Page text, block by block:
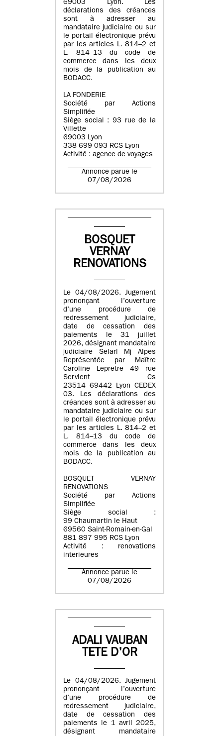
69003 Lyon. Les
déclarations des créances
sont à adresser au
mandataire judiciaire ou sur
le portail électronique prévu
par les articles L. 814–2 et
L. 814–13 du code de
commerce dans les deux
mois de la publication au
BODACC.
LA FONDERIE
Société par Actions
Simplifiée
Siège social : 93 rue de la
Villette
69003 Lyon
338 699 093 RCS Lyon
Activité : agence de voyages
Annonce parue le
07/08/2026
BOSQUET
VERNAY
RENOVATIONS
Le 04/08/2026. Jugement
prononçant l’ouverture
d’une procédure de
redressement judiciaire,
date de cessation des
paiements le 31 juillet
2026, désignant mandataire
judiciaire Selarl Mj Alpes
Représentée par Maître
Caroline Lepretre 49 rue
Servient Cs
23514 69442 Lyon CEDEX
03. Les déclarations des
créances sont à adresser au
mandataire judiciaire ou sur
le portail électronique prévu
par les articles L. 814–2 et
L. 814–13 du code de
commerce dans les deux
mois de la publication au
BODACC.
BOSQUET VERNAY
RENOVATIONS
Société par Actions
Simplifiée
Siège social :
99 Chaumartin le Haut
69560 Saint-Romain-en-Gal
881 897 995 RCS Lyon
Activité : renovations
interieures
Annonce parue le
07/08/2026
ADALI VAUBAN
TETE D'OR
Le 04/08/2026. Jugement
prononçant l’ouverture
d’une procédure de
redressement judiciaire,
date de cessation des
paiements le 1 avril 2025,
désignant mandataire